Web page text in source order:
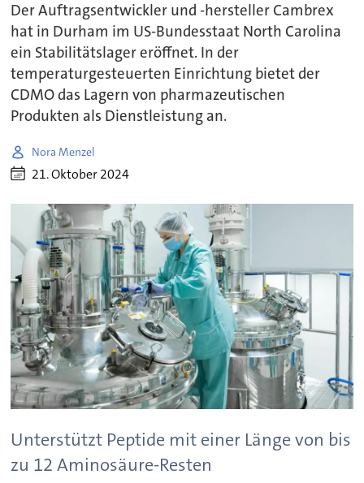
Der Auftragsentwickler und -hersteller Cambrex
hat in Durham im US-Bundesstaat North Carolina
ein Stabilitätslager eröffnet. In der
temperaturgesteuerten Einrichtung bietet der
CDMO das Lagern von pharmazeutischen
Produkten als Dienstleistung an.
Nora Menzel
21. Oktober 2024
Unterstützt Peptide mit einer Länge von bis
zu 12 Aminosäure-Resten